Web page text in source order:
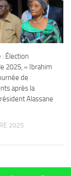
: Élection
2025, « Ibrahim
de
après la
Alassane
2025